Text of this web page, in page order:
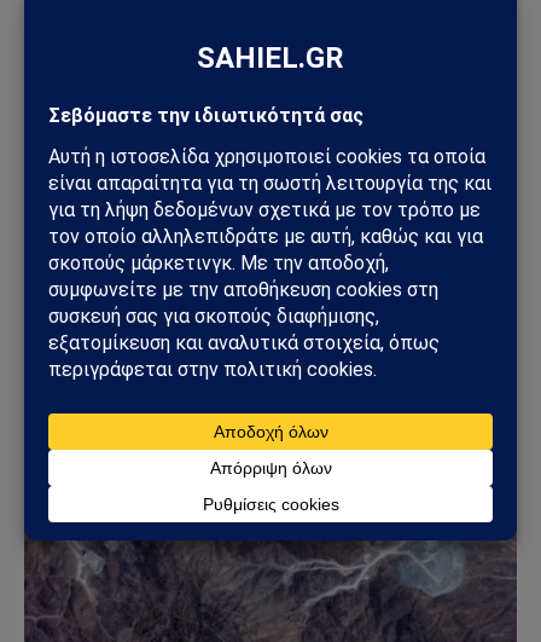
ΑΠΌΨΕΙΣ
Ανάλυση Andrew Korybko: Τι οδηγεί την
προγραμματισμένη επαναστρατιωτικοποίηση
της Γερμανίας ύψους 800 δισεκατομμυρίων ευρώ;